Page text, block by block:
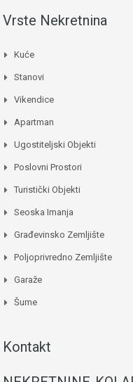
Vrste Nekretnina
Kuće
Stanovi
Vikendice
Apartman
Ugostiteljski Objekti
Poslovni Prostori
Turistički Objekti
Seoska Imanja
Građevinsko Zemljište
Poljoprivredno Zemljište
Garaže
Šume
Kontakt